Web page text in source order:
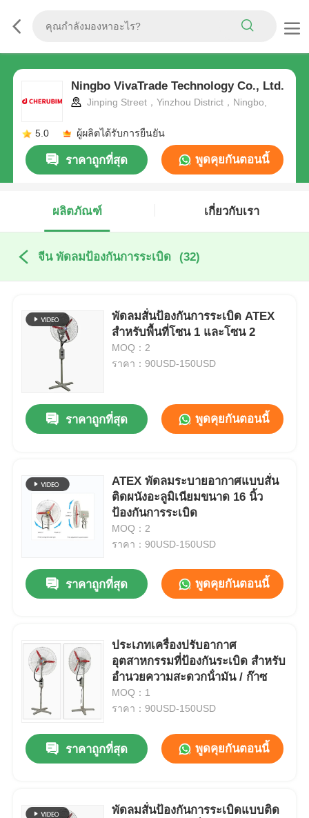
Ningbo VivaTrade Technology Co., Ltd.
Jinping Street，Yinzhou District，Ningbo,
5.0 ผู้ผลิตได้รับการยืนยัน
ราคาถูกที่สุด พูดคุยกันตอนนี้
ผลิตภัณฑ์ เกี่ยวกับเรา
จีน พัดลมป้องกันการระเบิด (32)
พัดลมสั่นป้องกันการระเบิด ATEX
สำหรับพื้นที่โซน 1 และโซน 2
MOQ：2
ราคา：90USD-150USD
ราคาถูกที่สุด พูดคุยกันตอนนี้
ATEX พัดลมระบายอากาศแบบสั่น
ติดผนังอะลูมิเนียมขนาด 16 นิ้ว
ป้องกันการระเบิด
MOQ：2
ราคา：90USD-150USD
ราคาถูกที่สุด พูดคุยกันตอนนี้
ประเภทเครื่องปรับอากาศ
อุตสาหกรรมที่ป้องกันระเบิด สําหรับ
อํานวยความสะดวกน้ํามัน / ก๊าซ
MOQ：1
ราคา：90USD-150USD
ราคาถูกที่สุด พูดคุยกันตอนนี้
พัดลมสั่นป้องกันการระเบิดแบบติด